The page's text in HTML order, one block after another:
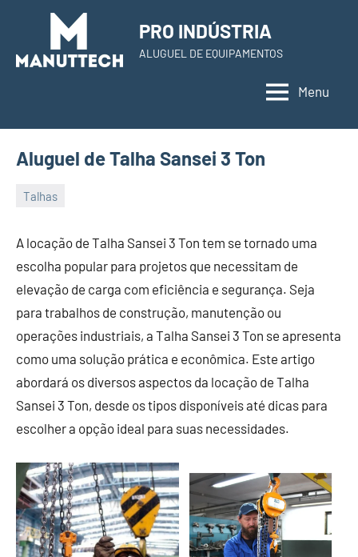
content
PRO INDÚSTRIA
ALUGUEL DE EQUIPAMENTOS
Menu
Aluguel de Talha Sansei 3 Ton
Talhas
November
de
2023
A locação de Talha Sansei 3 Ton tem se tornado uma
escolha popular para projetos que necessitam de
elevação de carga com eficiência e segurança. Seja
para trabalhos de construção, manutenção ou
operações industriais, a Talha Sansei 3 Ton se apresenta
como uma solução prática e econômica. Este artigo
abordará os diversos aspectos da locação de Talha
Sansei 3 Ton, desde os tipos disponíveis até dicas para
escolher a opção ideal para suas necessidades.